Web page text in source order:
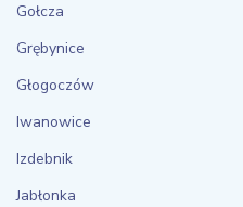
Gołcza
Grębynice
Głogoczów
Iwanowice
Izdebnik
Jabłonka